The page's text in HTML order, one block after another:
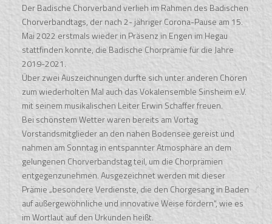
Der Badische Chorverband verlieh im Rahmen des Badischen
Chorverbandtags, der nach 2- jähriger Corona-Pause am 15.
Mai 2022 erstmals wieder in Präsenz in Engen im Hegau
stattfinden konnte, die Badische Chorprämie für die Jahre
2019-2021.
Über zwei Auszeichnungen durfte sich unter anderen Chören
zum wiederholten Mal auch das Vokalensemble Sinsheim e.V.
mit seinem musikalischen Leiter Erwin Schaffer freuen.
Bei schönstem Wetter waren bereits am Vortag
Vorstandsmitglieder an den nahen Bodensee gereist und
nahmen am Sonntag in entspannter Atmosphäre an dem
gelungenen Chorverbandstag teil, um die Chorprämien
entgegenzunehmen. Ausgezeichnet werden mit dieser
Prämie „besondere Verdienste, die den Chorgesang in Baden
auf außergewöhnliche und innovative Weise fördern“, wie es
im Wortlaut auf den Urkunden heißt.